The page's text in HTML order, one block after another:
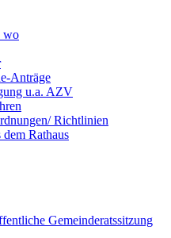
wo
Anträge
u.a. AZV
Richtlinien
Rathaus
Gemeinderatssitzung